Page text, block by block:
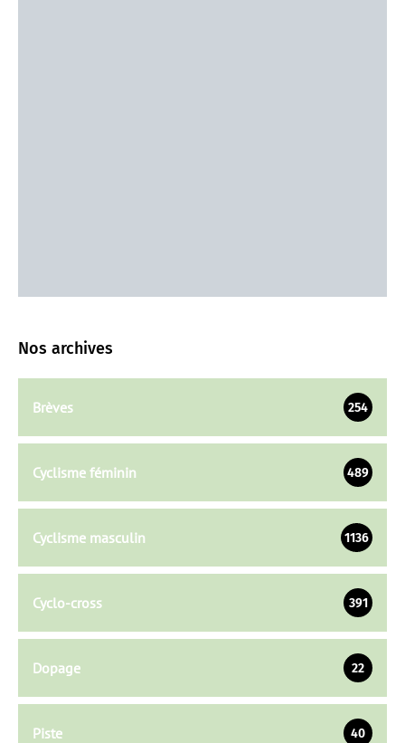
Nos archives
Brèves 254
Cyclisme féminin 489
Cyclisme masculin 1136
Cyclo-cross 391
Dopage 22
Piste 40